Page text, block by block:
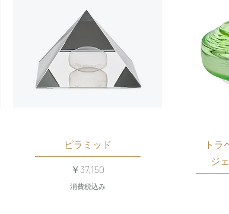
ピラミッド
価格
￥37,150
消費税込み
トラ
ジ